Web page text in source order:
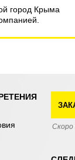
город Крыма
Скоро